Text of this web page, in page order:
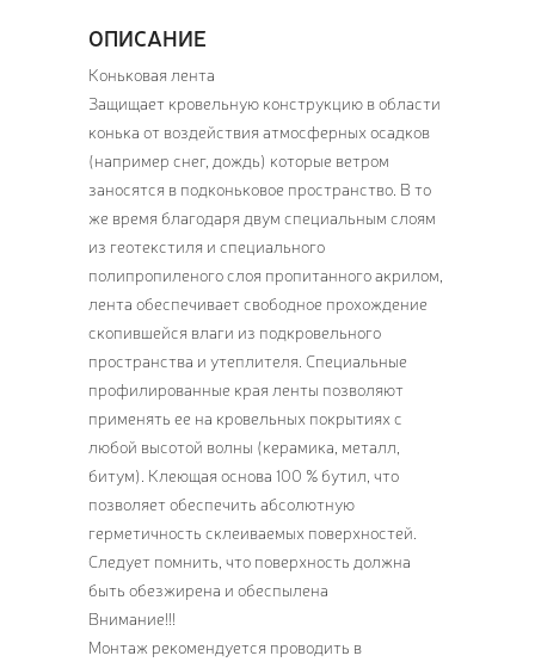
ОПИСАНИЕ
Коньковая лента
Защищает кровельную конструкцию в области
конька от воздействия атмосферных осадков
(например снег, дождь) которые ветром
заносятся в подконьковое пространство. В то
же время благодаря двум специальным слоям
из геотекстиля и специального
полипропиленого слоя пропитанного акрилом,
лента обеспечивает свободное прохождение
скопившейся влаги из подкровельного
пространства и утеплителя. Специальные
профилированные края ленты позволяют
применять ее на кровельных покрытиях с
любой высотой волны (керамика, металл,
битум). Клеющая основа 100 % бутил, что
позволяет обеспечить абсолютную
герметичность склеиваемых поверхностей.
Следует помнить, что поверхность должна
быть обезжирена и обеспылена
Внимание!!!
Монтаж рекомендуется проводить в